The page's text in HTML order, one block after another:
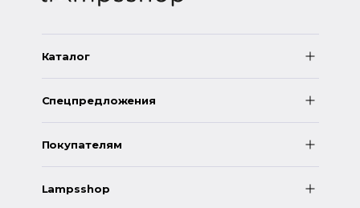
Каталог
Спецпредложения
Покупателям
Lampsshop